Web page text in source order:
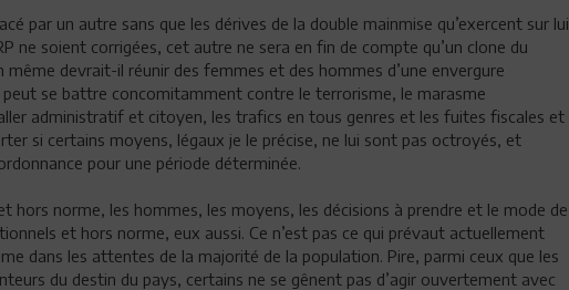
par un autre sans que les dérives de la double mainmise qu’exercent sur lui
ne soient corrigées, cet autre ne sera en fin de compte qu’un clone du
devrait-il réunir des femmes et des hommes d’une envergure
peut se battre concomitamment contre le terrorisme, le marasme
administratif et citoyen, les trafics en tous genres et les fuites fiscales et
si certains moyens, légaux je le précise, ne lui sont pas octroyés, et
pour une période déterminée.
hors norme, les hommes, les moyens, les décisions à prendre et le mode de
et hors norme, eux aussi. Ce n’est pas ce qui prévaut actuellement
dans les attentes de la majorité de la population. Pire, parmi ceux que les
du destin du pays, certains ne se gênent pas d’agir ouvertement avec